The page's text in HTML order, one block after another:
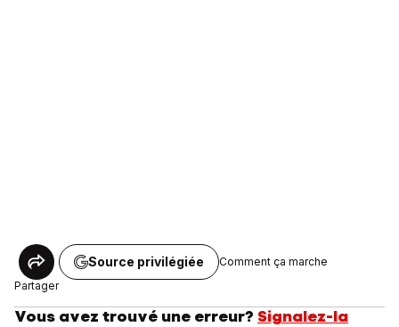
Partager
Source privilégiée Comment ça marche
Vous avez trouvé une erreur? Signalez-la